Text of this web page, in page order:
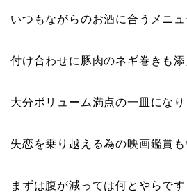
いつもながらのお酒に合うメニュ
付け合わせに豚肉のネギ巻きも添
大分ボリューム満点の一皿になり
失恋を乗り越える為の映画鑑賞も
まずは腹が減っては何とやらです